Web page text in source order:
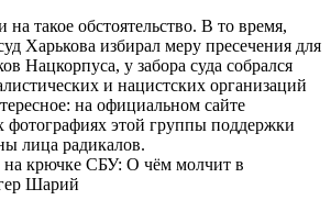
такое обстоятельство. В то время,
Харькова избирал меру пресечения для
Нацкорпуса, у забора суда собрался
и нацистских организаций
на официальном сайте
этой группы поддержки
лица радикалов.